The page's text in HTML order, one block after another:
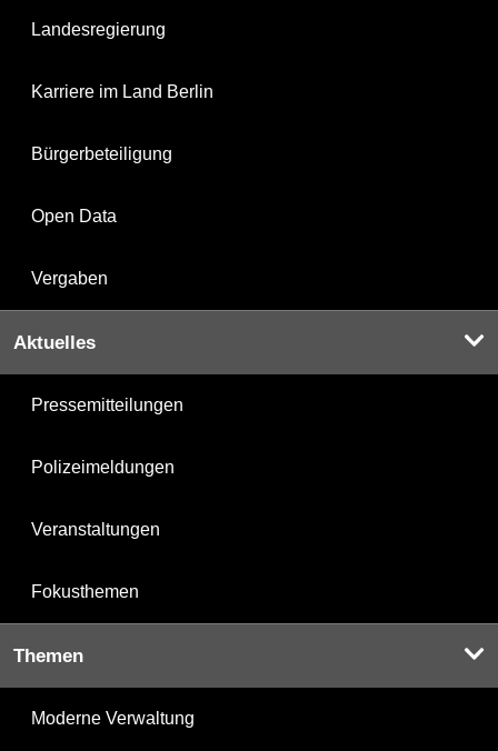
Landesregierung
Karriere im Land Berlin
Bürgerbeteiligung
Open Data
Vergaben
Aktuelles
Pressemitteilungen
Polizeimeldungen
Veranstaltungen
Fokusthemen
Themen
Moderne Verwaltung